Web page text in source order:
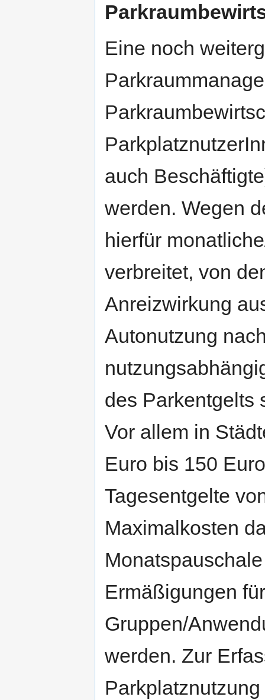
Eine noch
auch
werden. Wegen
hierfür
verbreitet, von
Anreizwirkung
Autonutzung
des Parkentgelts
Vor allem in
Euro bis 150
Tagesentgelte
Maximalkosten
Ermäßigungen
Gruppen/
werden. Zur